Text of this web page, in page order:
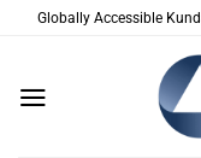
SaltaGlobally Accessible